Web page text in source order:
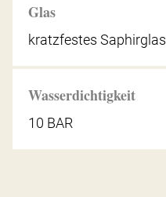
Glas
kratzfestes Saphirglas
Wasserdichtigkeit
10 BAR